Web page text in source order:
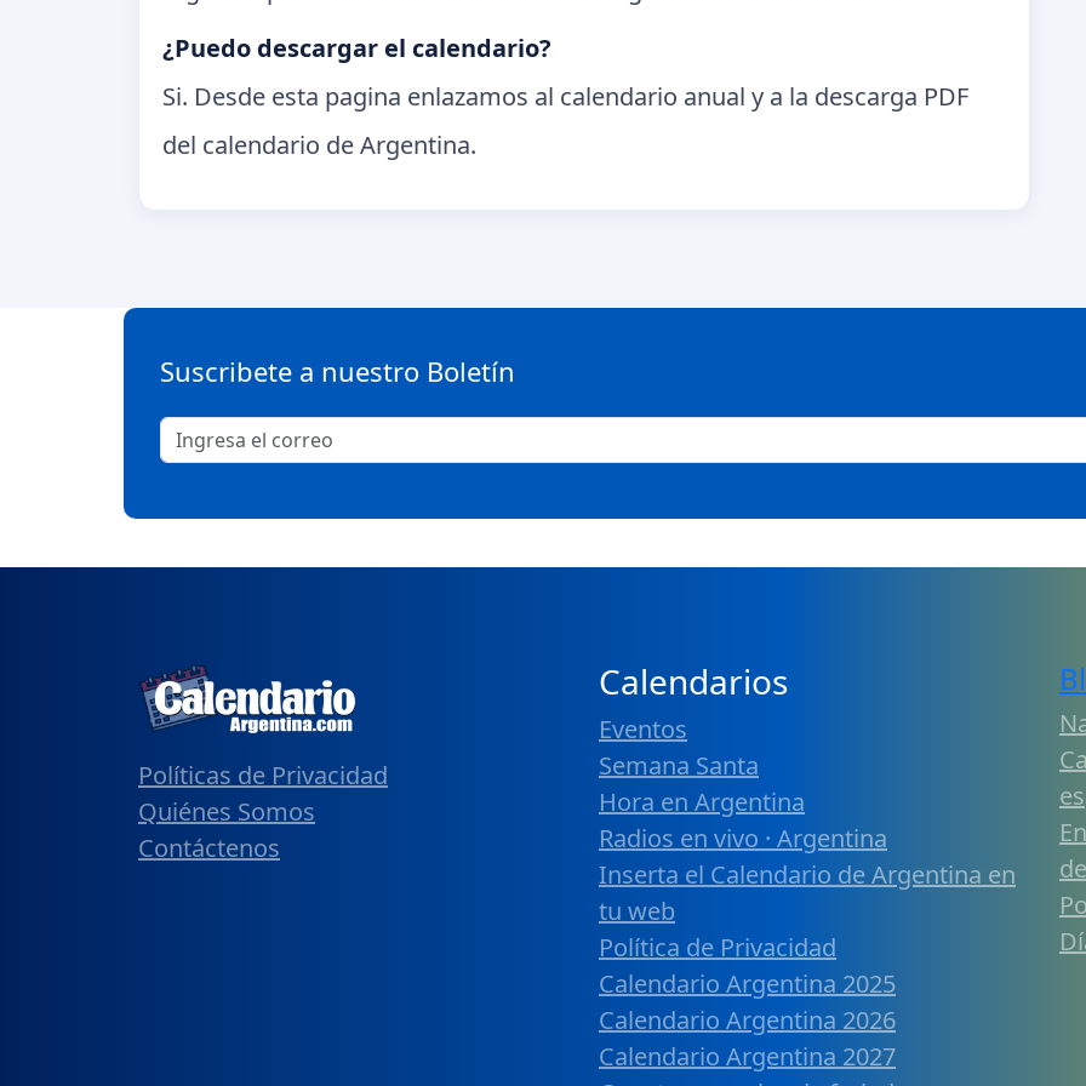
¿Puedo descargar el calendario?
Si. Desde esta pagina enlazamos al calendario anual y a la descarga PDF
del calendario de Argentina.
Suscribete a nuestro Boletín
Políticas de Privacidad
Quiénes Somos
Contáctenos
Calendarios
Eventos
Semana Santa
Hora en Argentina
Radios en vivo · Argentina
Inserta el Calendario de Argentina en
tu web
Política de Privacidad
Calendario Argentina 2025
Calendario Argentina 2026
Calendario Argentina 2027